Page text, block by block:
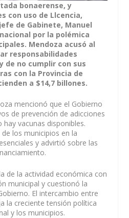
bonaerense, y
con uso de Llcencia,
de Gabinete, Manuel
por la polémica
Mendoza acusó al
responsabilidades
de no cumplir con sus
con la Provincia de
a $14,7 billones.
mencionó que el Gobierno
de prevención de adicciones
vacunas disponibles.
los municipios en la
y advirtió sobre las
de la actividad económica con
municipal y cuestionó la
El intercambio entre
la creciente tensión política
y los municipios.